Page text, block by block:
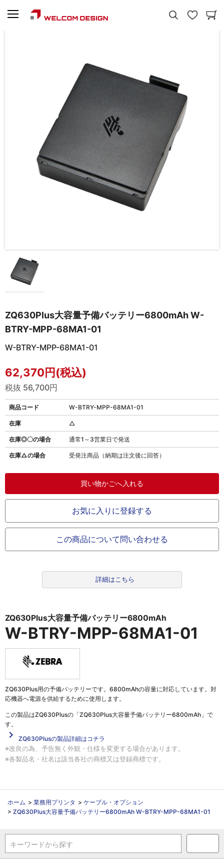
ZQ630Plus大容量予備バッテリー6800mAh W-
BTRY-MPP-68MA1-01
W-BTRY-MPP-68MA1-01
62,370円(税込)
税抜 56,700円
商品コード W-BTRY-MPP-68MA1-01
在庫◎〇の場合 通常1～3営業日で発送
在庫△の場合 受発注商品（納期は注文後に回答）
在庫 △
お気に入りに登録する
この商品について問い合わせる
詳細はこちら
ZQ630Plus大容量予備バッテリー6800mAh
W-BTRY-MPP-68MA1-01
ZQ630Plus用の予備バッテリーです。6800mAhの容量に対応しています。対
応機器へ電源を供給するために使用します。
この製品はZQ630Plusの「ZQ630Plus大容量予備バッテリー6800mAh」 で
す。
navigate_next
ZQ630Plusの製品詳細はコチラ
※改良の為、予告無く外観・仕様を変更する場合があります。
※各製品名・社名は該当各社の商標又は登録商標です。
ホーム > 業務用プリンタ > ケーブル・オプション
> ZQ630Plus大容量予備バッテリー6800mAh W-BTRY-MPP-68MA1-01
キーワードから探す